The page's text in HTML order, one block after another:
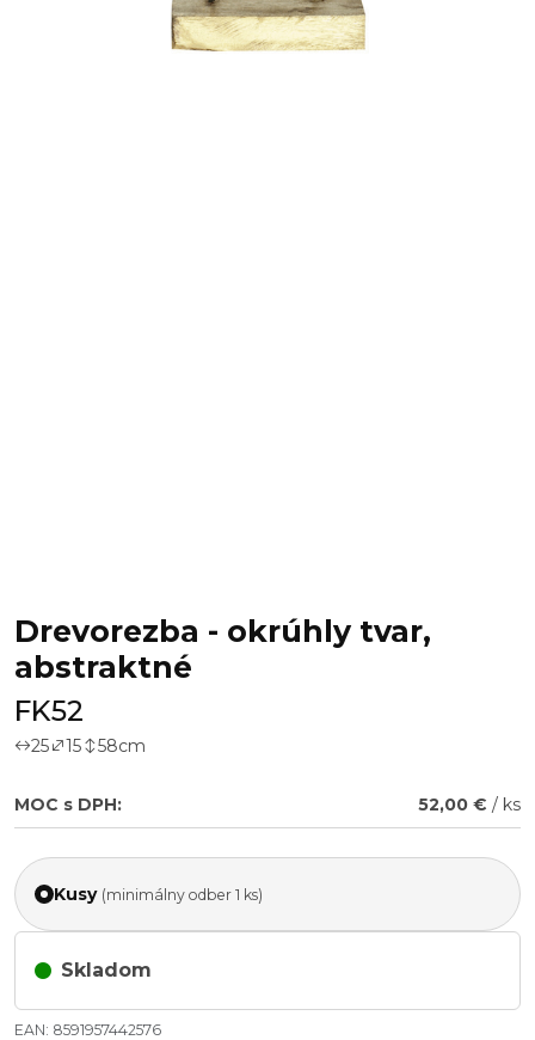
Drevorezba - okrúhly tvar,
abstraktné
FK52
25 15 58cm
MOC s DPH: 52,00 € / ks
Kusy (minimálny odber 1 ks)
Skladom
EAN: 8591957442576